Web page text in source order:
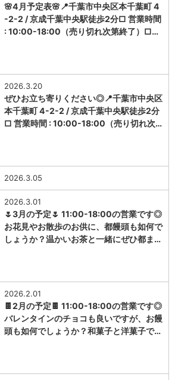
🌸4月予定表🌸📍千葉市中央区本千葉町 4
-2-2 / 京成千葉中央駅徒歩2分□ 営業時間
: 10:00-18:00（売り切れ次第終了）□…
2026.3.20
ぜひお立ち寄りください◎📍千葉市中央区
本千葉町 4-2-2 / 京成千葉中央駅徒歩2分
□ 営業時間 : 10:00-18:00（売り切れ次…
2026.3.05
2026.3.01
🌷3月の予定🌷 11:00-18:00の営業です◎
お花見やお散歩のお供に、都饅頭も如何で
しょうか？温かいお茶と一緒にぜひ都ま…
2026.2.01
🍫2月の予定🍫 11:00-18:00の営業です◎
バレンタインのチョコも良いですが、お饅
頭も如何でしょうか？和菓子と洋菓子で…